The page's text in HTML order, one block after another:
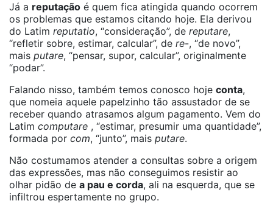
Já a reputação é quem fica atingida quando ocorrem
os problemas que estamos citando hoje. Ela derivou
do Latim reputatio, “consideração”, de reputare,
“refletir sobre, estimar, calcular”, de re-, “de novo”,
mais putare, “pensar, supor, calcular”, originalmente
“podar”.
Falando nisso, também temos conosco hoje conta,
que nomeia aquele papelzinho tão assustador de se
receber quando atrasamos algum pagamento. Vem do
Latim computare , “estimar, presumir uma quantidade”,
formada por com, “junto”, mais putare.
Não costumamos atender a consultas sobre a origem
das expressões, mas não conseguimos resistir ao
olhar pidão de a pau e corda, ali na esquerda, que se
infiltrou espertamente no grupo.